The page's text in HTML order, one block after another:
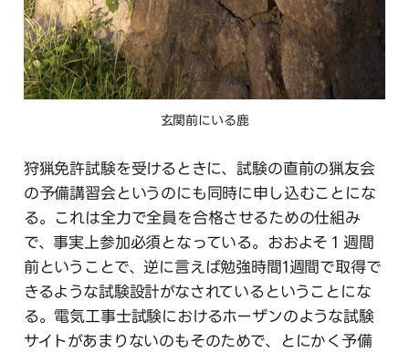
玄関前にいる鹿
狩猟免許試験を受けるときに、試験の直前の猟友会
の予備講習会というのにも同時に申し込むことにな
る。これは全力で全員を合格させるための仕組み
で、事実上参加必須となっている。おおよそ１週間
前ということで、逆に言えば勉強時間1週間で取得で
きるような試験設計がなされているということにな
る。電気工事士試験におけるホーザンのような試験
サイトがあまりないのもそのためで、とにかく予備